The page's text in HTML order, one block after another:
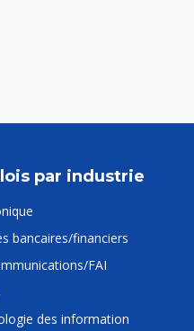
par industrie
bancaires/financiers
FAI
des information